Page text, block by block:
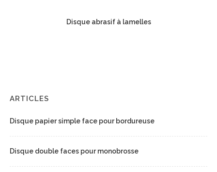
Disque abrasif à lamelles
ARTICLES
Disque papier simple face pour bordureuse
Disque double faces pour monobrosse